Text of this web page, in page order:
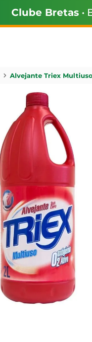
Clube Bretas •
Alvejante Triex